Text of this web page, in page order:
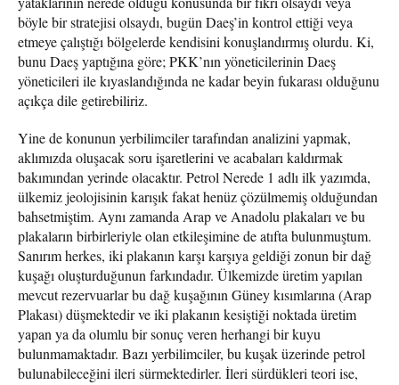
böyle bir stratejisi olsaydı, bugün Daeş’in kontrol ettiği veya
etmeye çalıştığı bölgelerde kendisini konuşlandırmış olurdu. Ki,
bunu Daeş yaptığına göre; PKK’nın yöneticilerinin Daeş
yöneticileri ile kıyaslandığında ne kadar beyin fukarası olduğunu
açıkça dile getirebiliriz.
Yine de konunun yerbilimciler tarafından analizini yapmak,
aklımızda oluşacak soru işaretlerini ve acabaları kaldırmak
bakımından yerinde olacaktır. Petrol Nerede 1 adlı ilk yazımda,
ülkemiz jeolojisinin karışık fakat henüz çözülmemiş olduğundan
bahsetmiştim. Aynı zamanda Arap ve Anadolu plakaları ve bu
plakaların birbirleriyle olan etkileşimine de atıfta bulunmuştum.
Sanırım herkes, iki plakanın karşı karşıya geldiği zonun bir dağ
kuşağı oluşturduğunun farkındadır. Ülkemizde üretim yapılan
mevcut rezervuarlar bu dağ kuşağının Güney kısımlarına (Arap
Plakası) düşmektedir ve iki plakanın kesiştiği noktada üretim
yapan ya da olumlu bir sonuç veren herhangi bir kuyu
bulunmamaktadır. Bazı yerbilimciler, bu kuşak üzerinde petrol
bulunabileceğini ileri sürmektedirler. İleri sürdükleri teori ise,